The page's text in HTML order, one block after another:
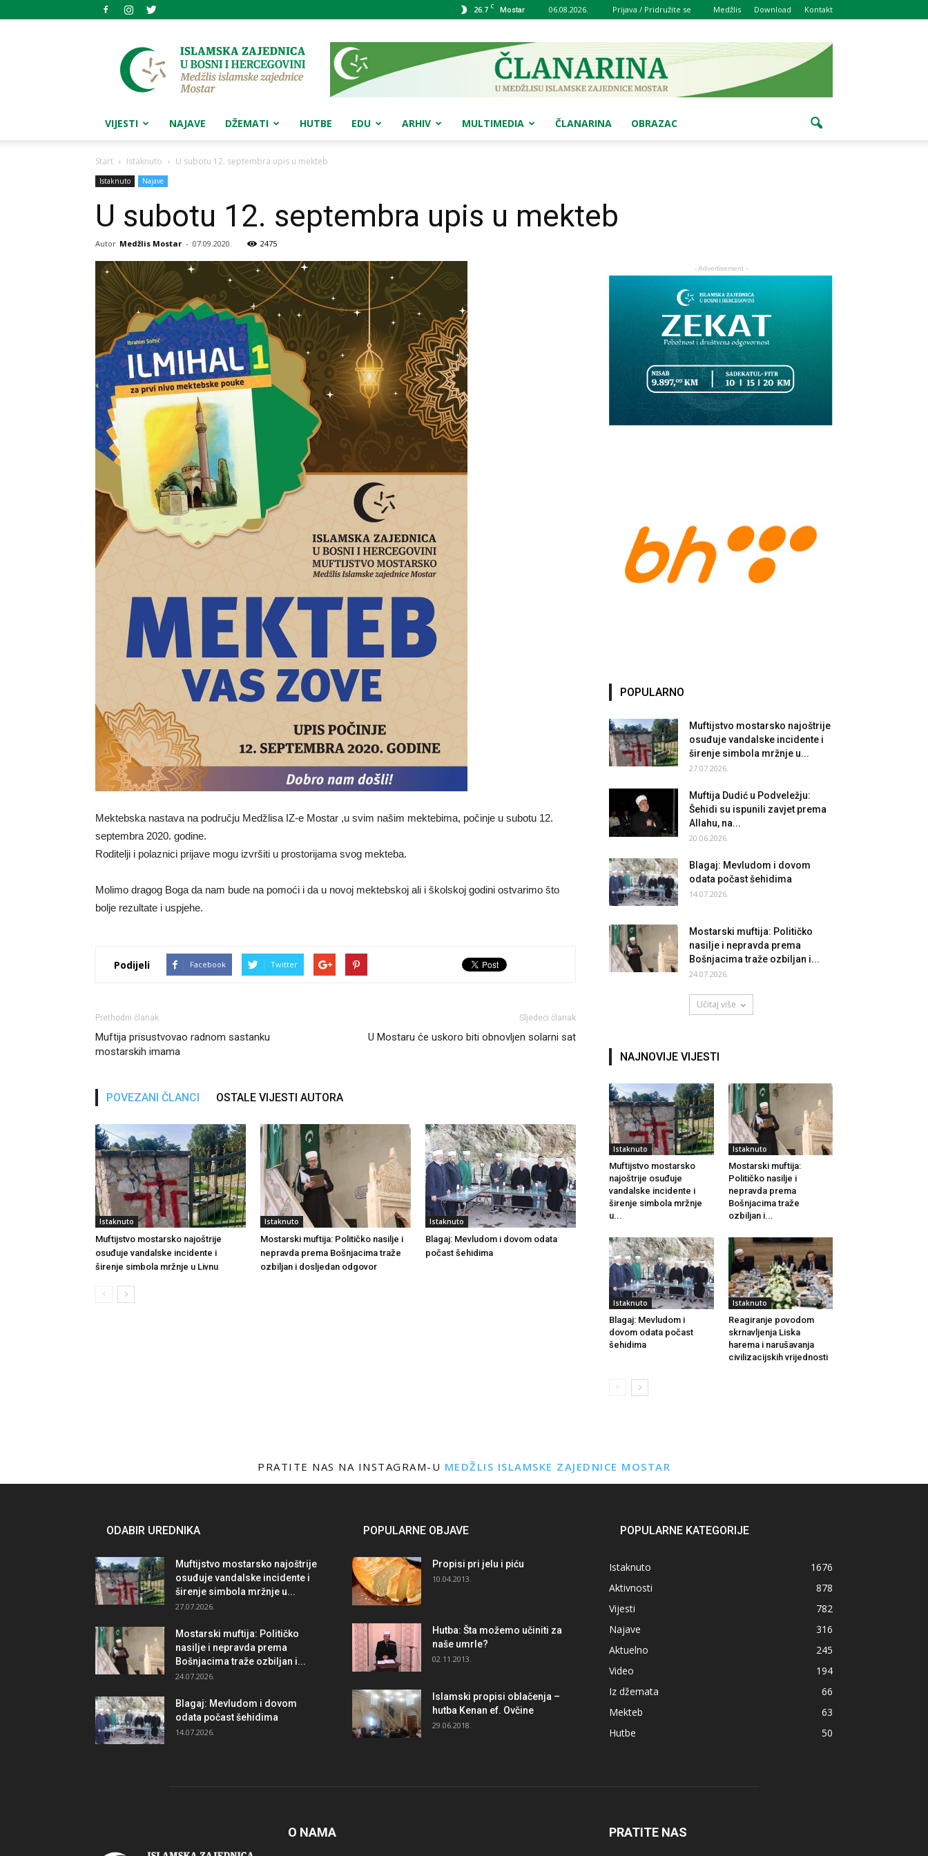
26.7 C Mostar 06.08.2026. Prijava / Pridružite se Medžlis Download Kontakt
Medžlis
islamske
zajednice
Mostar
VIJESTI NAJAVE DŽEMATI HUTBE EDU ARHIV MULTIMEDIA ČLANARINA OBRAZAC
Start Istaknuto U subotu 12. septembra upis u mekteb
Istaknuto Najave
U subotu 12. septembra upis u mekteb
Autor Medžlis Mostar - 07.09.2020. 2475
Mektebska nastava na području Medžlisa IZ-e Mostar ,u svim našim mektebima, počinje u subotu 12.
septembra 2020. godine.
Roditelji i polaznici prijave mogu izvršiti u prostorijama svog mekteba.
Molimo dragog Boga da nam bude na pomoći i da u novoj mektebskoj ali i školskoj godini ostvarimo što
bolje rezultate i uspjehe.
Podijeli Facebook Twitter
Prethodni članak
Muftija prisustvovao radnom sastanku
mostarskih imama
Sljedeći članak
U Mostaru će uskoro biti obnovljen solarni sat
POVEZANI ČLANCI OSTALE VIJESTI AUTORA
Istaknuto
Muftijstvo mostarsko najoštrije
osuđuje vandalske incidente i
širenje simbola mržnje u Livnu
Istaknuto
Mostarski muftija: Političko nasilje i
nepravda prema Bošnjacima traže
ozbiljan i dosljedan odgovor
Istaknuto
Blagaj: Mevludom i dovom odata
počast šehidima
- Advertisement -
POPULARNO
Muftijstvo mostarsko najoštrije
osuđuje vandalske incidente i
širenje simbola mržnje u...
27.07.2026.
Muftija Dudić u Podveležju:
Šehidi su ispunili zavjet prema
Allahu, na...
20.06.2026.
Blagaj: Mevludom i dovom
odata počast šehidima
14.07.2026.
Mostarski muftija: Političko
nasilje i nepravda prema
Bošnjacima traže ozbiljan i...
24.07.2026.
Učitaj više
NAJNOVIJE VIJESTI
Istaknuto
Muftijstvo mostarsko
najoštrije osuđuje
vandalske incidente i
širenje simbola mržnje
u...
Istaknuto
Mostarski muftija:
Političko nasilje i
nepravda prema
Bošnjacima traže
ozbiljan i...
Istaknuto
Blagaj: Mevludom i
dovom odata počast
šehidima
Istaknuto
Reagiranje povodom
skrnavljenja Liska
harema i narušavanja
civilizacijskih vrijednosti
PRATITE NAS NA INSTAGRAM-U MEDŽLIS ISLAMSKE ZAJEDNICE MOSTAR
ODABIR UREDNIKA
Muftijstvo mostarsko najoštrije
osuđuje vandalske incidente i
širenje simbola mržnje u...
27.07.2026.
Mostarski muftija: Političko
nasilje i nepravda prema
Bošnjacima traže ozbiljan i...
24.07.2026.
Blagaj: Mevludom i dovom
odata počast šehidima
14.07.2026.
POPULARNE OBJAVE
Propisi pri jelu i piću
10.04.2013.
Hutba: Šta možemo učiniti za
naše umrle?
02.11.2013.
Islamski propisi oblačenja –
hutba Kenan ef. Ovčine
29.06.2018.
POPULARNE KATEGORIJE
Istaknuto
1676
Aktivnosti
878
Vijesti
782
Najave
316
Aktuelno
245
Video
194
Iz džemata
66
Mekteb
63
Hutbe
50
O NAMA PRATITE NAS